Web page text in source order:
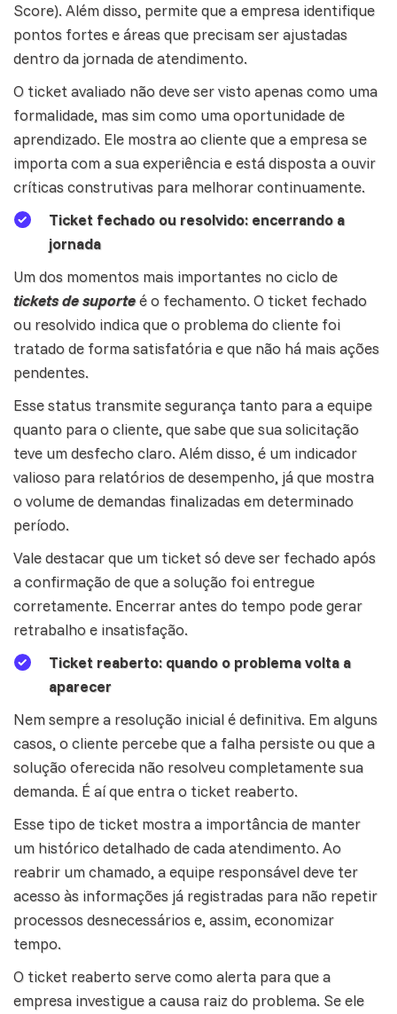
Score). Além disso, permite que a empresa identifique
pontos fortes e áreas que precisam ser ajustadas
dentro da jornada de atendimento.
O ticket avaliado não deve ser visto apenas como uma
formalidade, mas sim como uma oportunidade de
aprendizado. Ele mostra ao cliente que a empresa se
importa com a sua experiência e está disposta a ouvir
críticas construtivas para melhorar continuamente.
Ticket fechado ou resolvido: encerrando a
jornada
Um dos momentos mais importantes no ciclo de
tickets de suporteé o fechamento. O ticket fechado
ou resolvido indica que o problema do cliente foi
tratado de forma satisfatória e que não há mais ações
pendentes.
Esse status transmitesegurança tanto para a equipe
quanto para o cliente, que sabe que sua solicitação
teve um desfecho claro. Além disso, é um indicador
valioso para relatórios de desempenho, já que mostra
o volume de demandas finalizadas em determinado
período.
Vale destacar que um ticket só deve ser fechado após
a confirmação de que a solução foi entregue
corretamente. Encerrar antes do tempo pode gerar
retrabalho e insatisfação.
Ticket reaberto: quando o problema volta a
aparecer
Nem sempre a resolução inicial é definitiva. Em alguns
casos, o cliente percebe que a falha persiste ou que a
solução oferecida não resolveu completamente sua
demanda. É aí que entra o ticket reaberto.
Esse tipo de ticket mostra a importância de manter
um histórico detalhado de cada atendimento. Ao
reabrir um chamado, a equipe responsável deve ter
acesso às informações já registradas para não repetir
processos desnecessários e, assim, economizar
tempo.
O ticket reaberto serve como alerta para que a
empresa investigue a causa raiz do problema. Se ele